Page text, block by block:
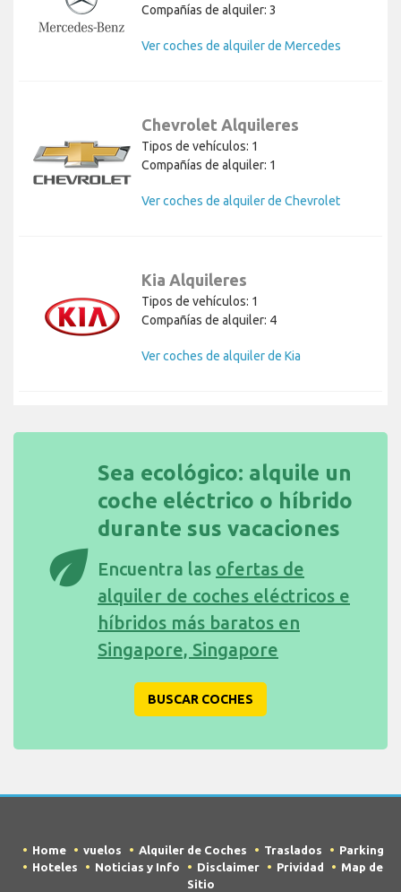
Compañías de alquiler: 3
Ver coches de alquiler de Mercedes
Chevrolet Alquileres
Tipos de vehículos: 1
Compañías de alquiler: 1
Ver coches de alquiler de Chevrolet
Kia Alquileres
Tipos de vehículos: 1
Compañías de alquiler: 4
Ver coches de alquiler de Kia
eco
Sea ecológico: alquile un
coche eléctrico o híbrido
durante sus vacaciones
Encuentra las ofertas de
alquiler de coches eléctricos e
híbridos más baratos en
Singapore, Singapore
BUSCAR COCHES
Home vuelos Alquiler de Coches Traslados
Parking
Hoteles
Noticias y Info Disclaimer Prividad
Map de
Sitio